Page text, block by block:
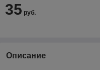
35 руб.
Описание